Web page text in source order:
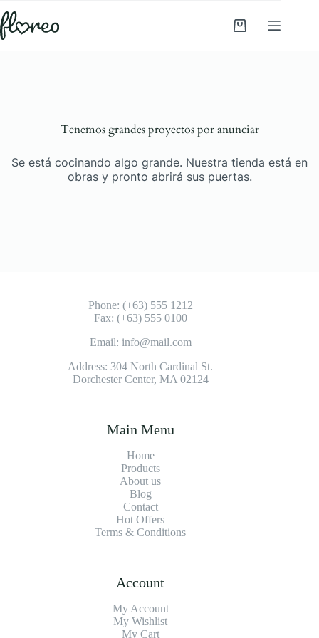
al
contenido
Carro
Tenemos grandes proyectos por anunciar
Se está cocinando algo grande. Nuestra tienda está en
obras y pronto abrirá sus puertas.
Phone: (+63) 555 1212
Fax: (+63) 555 0100
Email: info@mail.com
Address: 304 North Cardinal St.
Dorchester Center, MA 02124
Main Menu
Home
Products
About us
Blog
Contact
Hot Offers
Terms & Conditions
Account
My Account
My Wishlist
My Cart